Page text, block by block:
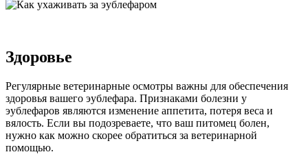
Здоровье
Регулярные ветеринарные осмотры важны для обеспечения
здоровья вашего эублефара. Признаками болезни у
эублефаров являются изменение аппетита, потеря веса и
вялость. Если вы подозреваете, что ваш питомец болен,
нужно как можно скорее обратиться за ветеринарной
помощью.